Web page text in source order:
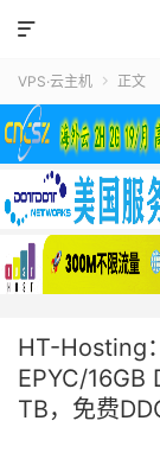

VPS·云主机  正文
HT-Hosting
EPYC/16GB
TB，免费